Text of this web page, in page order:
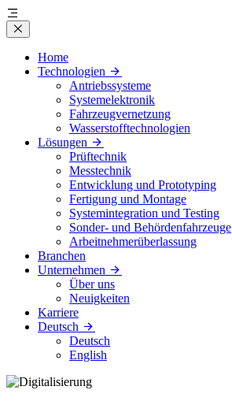
Home
Technologien
Antriebssysteme
Systemelektronik
Fahrzeugvernetzung
Wasserstofftechnologien
Lösungen
Prüftechnik
Messtechnik
Entwicklung und Prototyping
Fertigung und Montage
Systemintegration und Testing
Sonder- und Behördenfahrzeuge
Arbeitnehmerüberlassung
Branchen
Unternehmen
Über uns
Neuigkeiten
Karriere
Deutsch
Deutsch
English